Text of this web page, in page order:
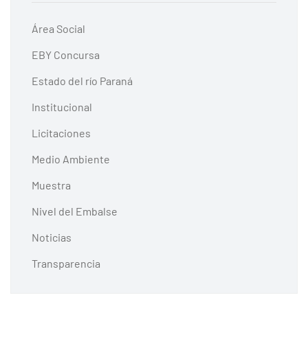
Área Social
EBY Concursa
Estado del río Paraná
Institucional
Licitaciones
Medio Ambiente
Muestra
Nivel del Embalse
Noticias
Transparencia